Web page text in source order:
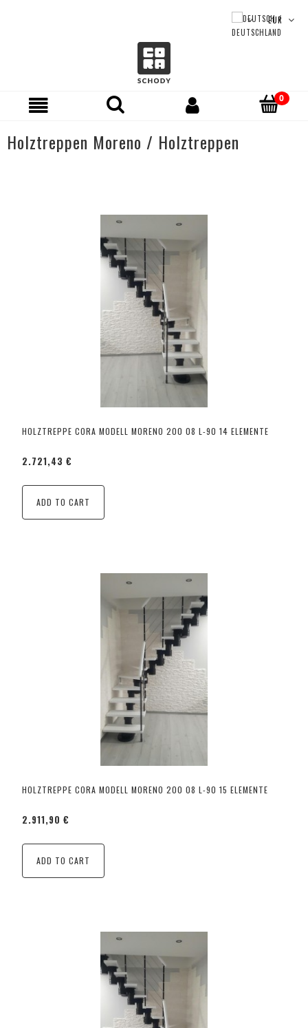
Holztreppen Moreno / Holztreppen
HOLZTREPPE CORA MODELL MORENO 200 08 L-90 14 ELEMENTE
2.721,43 €
ADD TO CART
HOLZTREPPE CORA MODELL MORENO 200 08 L-90 15 ELEMENTE
2.911,90 €
ADD TO CART